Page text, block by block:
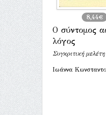
8,44€
Ο σύντομος
λόγος
Συγκριτική μελέτη
Ιωάννα